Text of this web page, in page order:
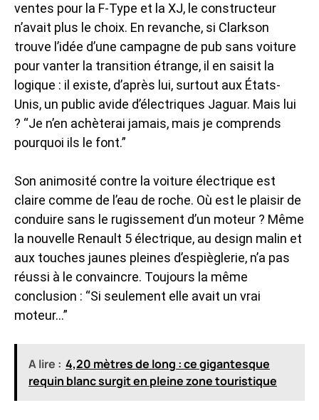
ventes pour la F-Type et la XJ, le constructeur
n’avait plus le choix. En revanche, si Clarkson
trouve l’idée d’une campagne de pub sans voiture
pour vanter la transition étrange, il en saisit la
logique : il existe, d’après lui, surtout aux États-
Unis, un public avide d’électriques Jaguar. Mais lui
? “Je n’en achèterai jamais, mais je comprends
pourquoi ils le font.”
Son animosité contre la voiture électrique est
claire comme de l’eau de roche. Où est le plaisir de
conduire sans le rugissement d’un moteur ? Même
la nouvelle Renault 5 électrique, au design malin et
aux touches jaunes pleines d’espièglerie, n’a pas
réussi à le convaincre. Toujours la même
conclusion : “Si seulement elle avait un vrai
moteur…”
A lire : 4,20 mètres de long : ce gigantesque
requin blanc surgit en pleine zone touristique